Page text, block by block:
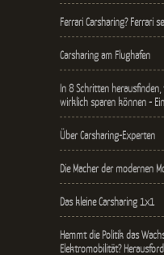
Ferrari Carsharing? Ferrari
Carsharing am Flughafen
In 8 Schritten herausfinden,
wirklich sparen können -
Über Carsharing-Experten
Die Macher der modernen
Das kleine Carsharing 1x1
Hemmt die Politik das
Elektromobilität?